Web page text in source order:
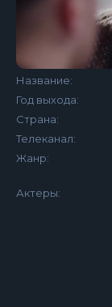
Название:
Год выхода:
Страна:
Телеканал:
Жанр:
Актеры: